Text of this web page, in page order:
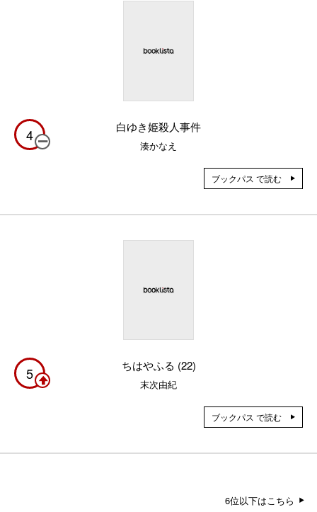
4 白ゆき姫殺人事件
湊かなえ
ブックパス で読む
5 ちはやふる (22)
末次由紀
ブックパス で読む
6位以下はこちら